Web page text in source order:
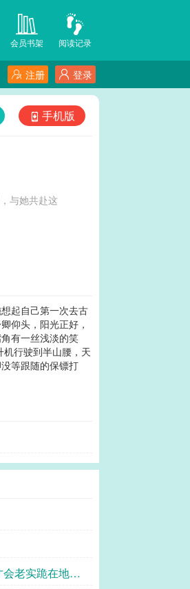
阅读记录
会员书架
登录
注册
手机版
与她共赴这
起自己第一次去古
仰头，阳光正好，
有一丝浅淡的笑
行驶到半山腰，天
等跟随的保镖打
老实跪在地